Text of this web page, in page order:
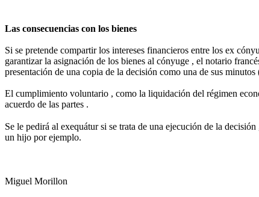
Las consecuencias con los bienes
Si se pretende compartir los intereses financieros entre los ex
garantizar la asignación de los bienes al cónyuge , el notario
presentación de una copia de la decisión como una de sus
El cumplimiento voluntario , como la liquidación del régimen
acuerdo de las partes .
Se le pedirá al exequátur si se trata de una ejecución de la
un hijo por ejemplo.
Miguel Morillon